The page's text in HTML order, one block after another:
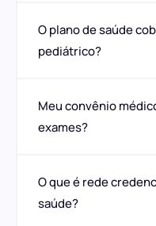
O plano de saúde
pediátrico?
Meu convênio
exames?
O que é rede
saúde?